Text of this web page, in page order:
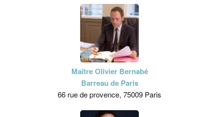
Maître Olivier Bernabé
Barreau de Paris
66 rue de provence, 75009 Paris